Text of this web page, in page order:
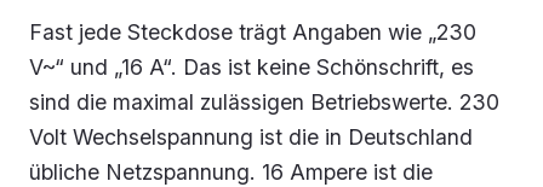
Fast jede Steckdose trägt Angaben wie „230
V~“ und „16 A“. Das ist keine Schönschrift, es
sind die maximal zulässigen Betriebswerte. 230
Volt Wechselspannung ist die in Deutschland
übliche Netzspannung. 16 Ampere ist die